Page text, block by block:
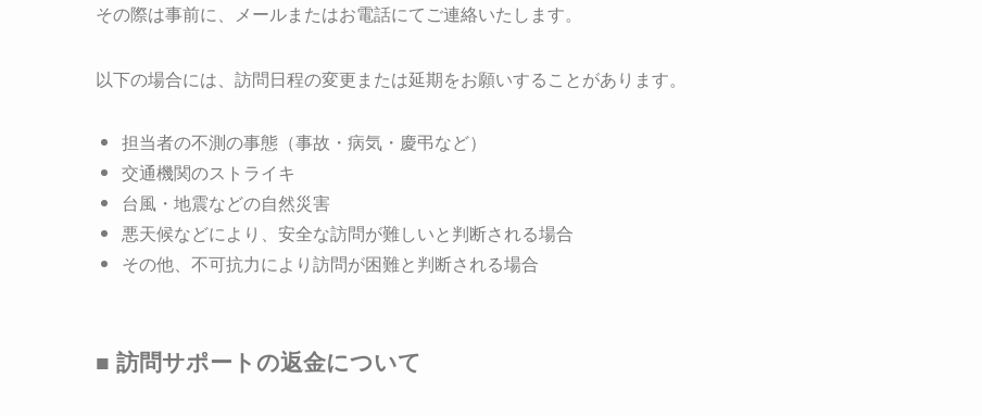
その際は事前に、メールまたはお電話にてご連絡いたします。
以下の場合には、訪問日程の変更または延期をお願いすることがあります。
担当者の不測の事態（事故・病気・慶弔など）
交通機関のストライキ
台風・地震などの自然災害
悪天候などにより、安全な訪問が難しいと判断される場合
その他、不可抗力により訪問が困難と判断される場合
■ 訪問サポートの返金について